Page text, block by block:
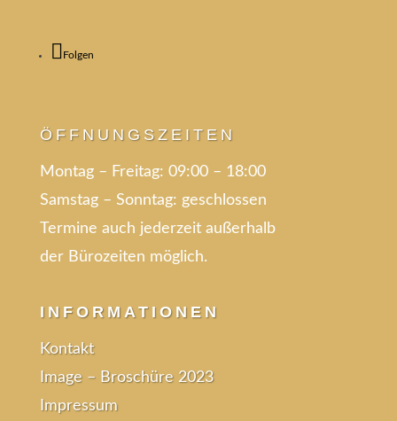
Folgen
ÖFFNUNGSZEITEN
Montag – Freitag: 09:00 – 18:00
Samstag – Sonntag: geschlossen
Termine auch jederzeit außerhalb
der Bürozeiten möglich.
INFORMATIONEN
Kontakt
Image – Broschüre 2023
Impressum